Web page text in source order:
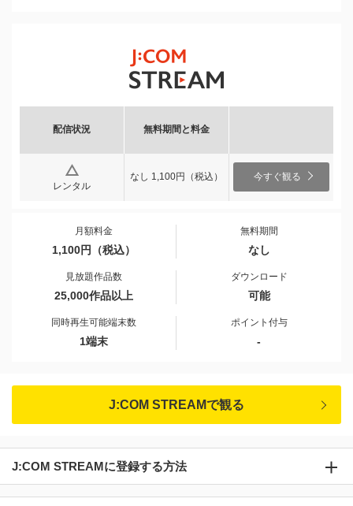
配信状況 無料期間と料金
レンタル
なし 1,100円（税込） 今すぐ観る
月額料金
1,100円（税込）
無料期間
なし
見放題作品数
25,000作品以上
ダウンロード
可能
同時再生可能端末数
1端末
ポイント付与
-
J:COM STREAMで観る
J:COM STREAMに登録する方法